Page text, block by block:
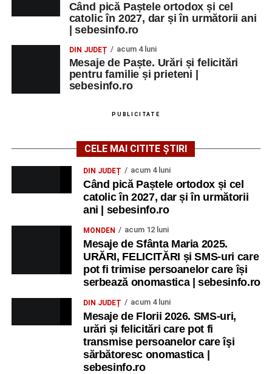
Când pică Paștele ortodox și cel
catolic în 2027, dar și în următorii ani
| sebesinfo.ro
DIN JUDEȚ acum 4 luni
Mesaje de Paște. Urări și felicitări
pentru familie și prieteni |
sebesinfo.ro
PUBLICITATE
CELE MAI CITITE ȘTIRI
DIN JUDEȚ acum 4 luni
Când pică Paștele ortodox și cel
catolic în 2027, dar și în următorii
ani | sebesinfo.ro
MONDEN acum 12 luni
Mesaje de Sfânta Maria 2025.
URĂRI, FELICITĂRI și SMS-uri care
pot fi trimise persoanelor care își
serbează onomastica | sebesinfo.ro
DIN JUDEȚ acum 4 luni
Mesaje de Florii 2026. SMS-uri,
urări și felicitări care pot fi
transmise persoanelor care îşi
sărbătoresc onomastica |
sebesinfo.ro